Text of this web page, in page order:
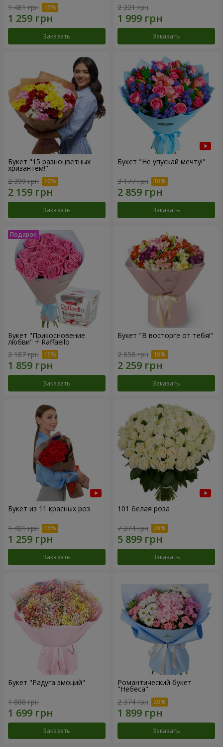
1 481 грн
Заказать
2 221 грн
Заказать
Букет "15 разноцветных
хризантем!"
2 399 грн
Заказать
Букет "Не упускай мечту!"
3 177 грн
Заказать
Букет "Прикосновение
любви" + Raffaello
2 187 грн
Заказать
Букет "В восторге от тебя!"
2 658 грн
Заказать
Букет из 11 красных роз
1 481 грн
Заказать
101 белая роза
7 374 грн
Заказать
Букет "Радуга эмоций"
1 888 грн
Заказать
Романтический букет
"Небеса"
2 374 грн
Заказать